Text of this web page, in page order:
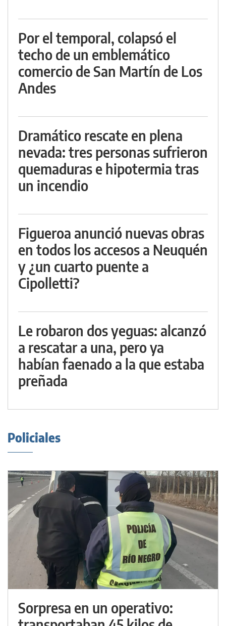
Por el temporal, colapsó el
techo de un emblemático
comercio de San Martín de Los
Andes
Dramático rescate en plena
nevada: tres personas sufrieron
quemaduras e hipotermia tras
un incendio
Figueroa anunció nuevas obras
en todos los accesos a Neuquén
y ¿un cuarto puente a
Cipolletti?
Le robaron dos yeguas: alcanzó
a rescatar a una, pero ya
habían faenado a la que estaba
preñada
Policiales
Sorpresa en un operativo: